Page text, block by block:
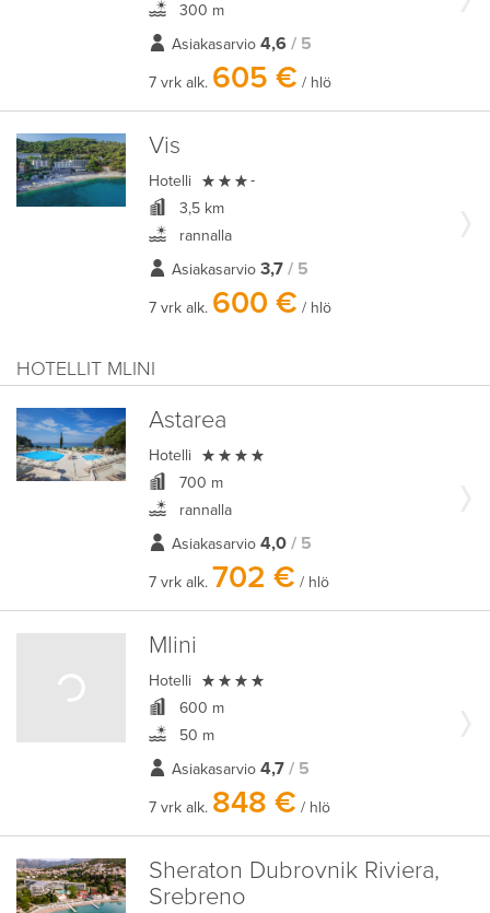
300 m
Asiakasarvio 4,6 / 5
7 vrk alk. 605 € / hlö
Vis
Hotelli  -
3,5 km
rannalla
Asiakasarvio 3,7 / 5
7 vrk alk. 600 € / hlö
HOTELLIT MLINI
Astarea
Hotelli 
700 m
rannalla
Asiakasarvio 4,0 / 5
7 vrk alk. 702 € / hlö
Mlini
Hotelli 
600 m
50 m
Asiakasarvio 4,7 / 5
7 vrk alk. 848 € / hlö
Sheraton Dubrovnik Riviera,
Srebreno